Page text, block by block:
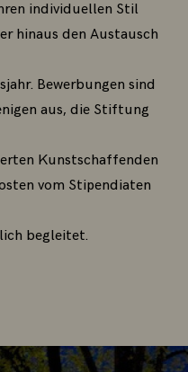
individuellen Stil
hinaus den Austausch
Bewerbungen sind
aus, die Stiftung
Kunstschaffenden
vom Stipendiaten
begleitet.